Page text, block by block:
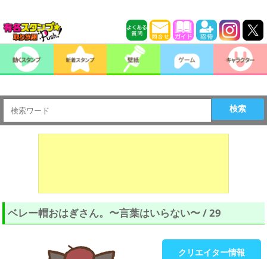
検索
ベレー帽おはぎさん。〜言葉はいらない〜 / 29
クリエイター情報